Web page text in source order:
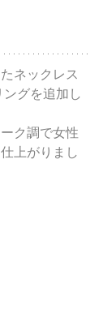
ネックレス
グを追加し
ク調で女性
上がりまし